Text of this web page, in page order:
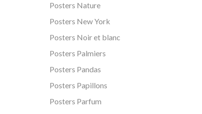
Posters Nature
Posters New York
Posters Noir et blanc
Posters Palmiers
Posters Pandas
Posters Papillons
Posters Parfum